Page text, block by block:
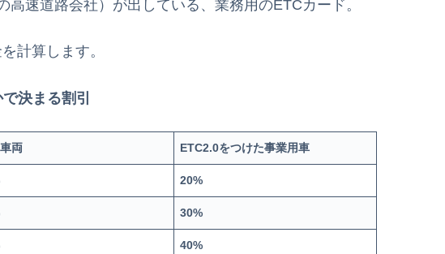
速道路会社）が出している、業務用のETCカード。
計算します。
決まる割引
両 ETC2.0をつけた事業用車
20%
30%
40%